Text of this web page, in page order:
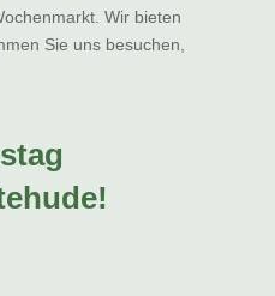
Wir bieten
Sie uns besuchen,